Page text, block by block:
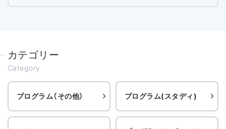
カテゴリー
Category
プログラム（その他） プログラム(スタディ)